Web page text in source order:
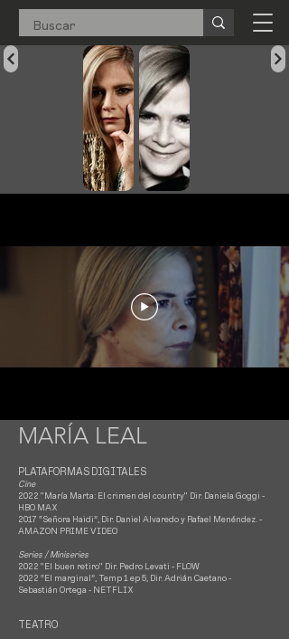
MARÍA LEAL
PLATAFORMAS DIGITALES
Cine
2022 "María Marta: El crimen del country" Dir. Daniela Goggi -
HBO MAX
2017 “Señora Haidi”, Dir. Daniel Alvaredo y Rafael Menéndez. -
AMAZON PRIME VIDEO
Series / Miniseries
2022 "El buen retiro" Dir. Pedro Levati - FLOW
2022 “El marginal”,Temp 1 ep 5, Dir. Adrián Caetano -
Sebastián Ortega - NETFLIX
TEATRO